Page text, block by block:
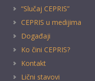
“Slučaj CEPRIS”
CEPRIS u medijima
Događaji
Ko čini CEPRIS?
Kontakt
Lični stavovi